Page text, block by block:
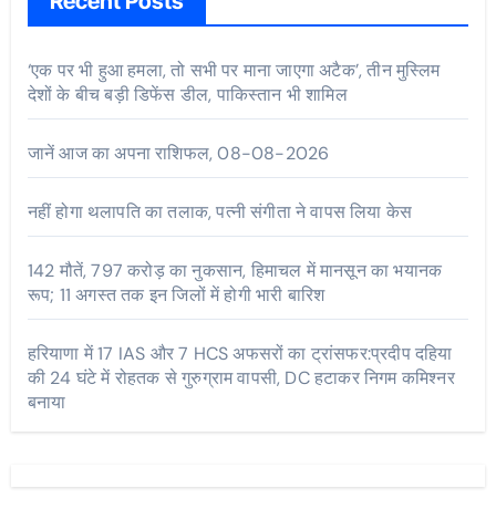
‘एक पर भी हुआ हमला, तो सभी पर माना जाएगा अटैक’, तीन मुस्लिम
देशों के बीच बड़ी डिफेंस डील, पाकिस्तान भी शामिल
जानें आज का अपना राशिफल, 08-08-2026
नहीं होगा थलापति का तलाक, पत्नी संगीता ने वापस लिया केस
142 मौतें, 797 करोड़ का नुकसान, हिमाचल में मानसून का भयानक
रूप; 11 अगस्त तक इन जिलों में होगी भारी बारिश
हरियाणा में 17 IAS और 7 HCS अफसरों का ट्रांसफर:प्रदीप दहिया
की 24 घंटे में रोहतक से गुरुग्राम वापसी, DC हटाकर निगम कमिश्नर
बनाया